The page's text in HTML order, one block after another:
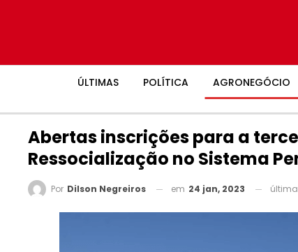
ÚLTIMAS POLÍTICA AGRONEGÓCIO
Abertas inscrições para a
Ressocialização no Sistema
Por Dilson Negreiros em 24 jan, 2023